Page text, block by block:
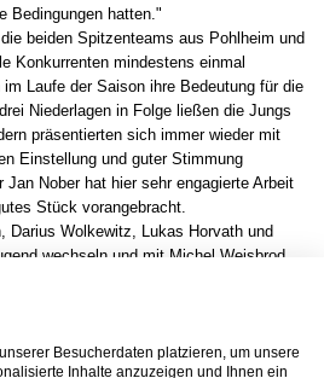
Bedingungen hatten."
beiden Spitzenteams aus Pohlheim und
Konkurrenten mindestens einmal
Laufe der Saison ihre Bedeutung für die
Niederlagen in Folge ließen die Jungs
präsentierten sich immer wieder mit
Einstellung und guter Stimmung
Jan Nober hat hier sehr engagierte Arbeit
Stück vorangebracht.
Darius Wolkewitz, Lukas Horvath und
wechseln und mit Michel Weisbrod
bange sein. Einige Spieler werden die
mehr in den Vordergrund zu spielen.
C-Jugend gute Spieler auf, sodass man
Besucherdaten platzieren, um unsere
Inhalte anzuzeigen und Ihnen ein